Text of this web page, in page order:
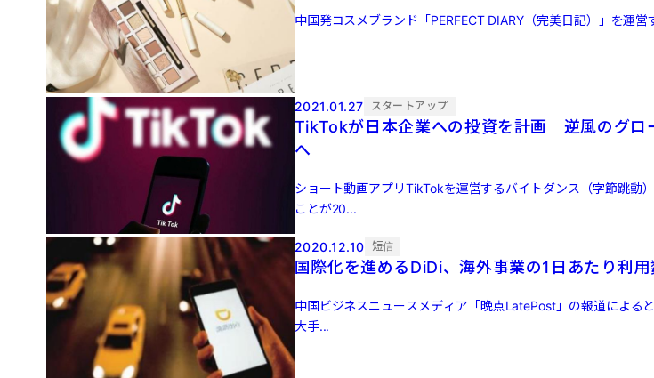
中国発コスメブランド「PERFECT DIARY（完美日記）」を運
2021.01.27 スタートアップ
TikTokが日本企業への投資を計画 逆風のグロ
へ
ショート動画アプリTikTokを運営するバイトダンス（字節跳動
ことが20...
2020.12.10 短信
国際化を進めるDiDi、海外事業の1日あたり利
中国ビジネスニュースメディア「晩点LatePost」の報道による
大手...